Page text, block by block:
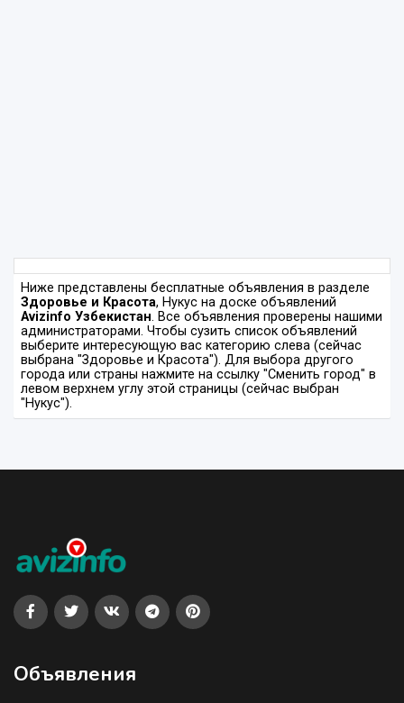
Ниже представлены бесплатные объявления в разделе
Здоровье и Красота, Нукус на доске объявлений
Avizinfo Узбекистан. Все объявления проверены нашими
администраторами. Чтобы сузить список объявлений
выберите интересующую вас категорию слева (сейчас
выбрана "Здоровье и Красота"). Для выбора другого
города или страны нажмите на ссылку "Сменить город" в
левом верхнем углу этой страницы (сейчас выбран
"Нукус").
Объявления